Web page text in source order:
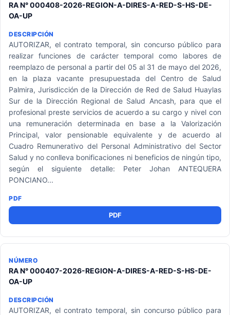
RA N° 000408-2026-REGION-A-DIRES-A-RED-S-HS-DE-
OA-UP
AUTORIZAR, el contrato temporal, sin concurso público para
realizar funciones de carácter temporal como labores de
reemplazo de personal a partir del 05 al 31 de mayo del 2026,
en la plaza vacante presupuestada del Centro de Salud
Palmira, Jurisdicción de la Dirección de Red de Salud Huaylas
Sur de la Dirección Regional de Salud Ancash, para que el
profesional preste servicios de acuerdo a su cargo y nivel con
una remuneración determinada en base a la Valorización
Principal, valor pensionable equivalente y de acuerdo al
Cuadro Remunerativo del Personal Administrativo del Sector
Salud y no conlleva bonificaciones ni beneficios de ningún tipo,
según el siguiente detalle: Peter Johan ANTEQUERA
PONCIANO...
PDF
RA N° 000407-2026-REGION-A-DIRES-A-RED-S-HS-DE-
OA-UP
AUTORIZAR, el contrato temporal, sin concurso público para